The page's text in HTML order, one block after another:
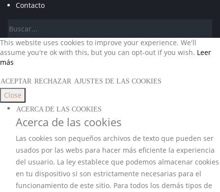
Contacto
This website uses cookies to improve your experience. We'll
assume you're ok with this, but you can opt-out if you wish. Leer
más
ACEPTAR RECHAZAR AJUSTES DE LAS COOKIES
Close
ACERCA DE LAS COOKIES
Acerca de las cookies
Las cookies son pequeños archivos de texto que pueden ser
usados por las webs para hacer más eficiente la experiencia
del usuario. La ley establece que podemos almacenar cookies
en tu dispositivo si son estrictamente necesarias para el
funcionamiento de este sitio. Para todos los demás tipos de